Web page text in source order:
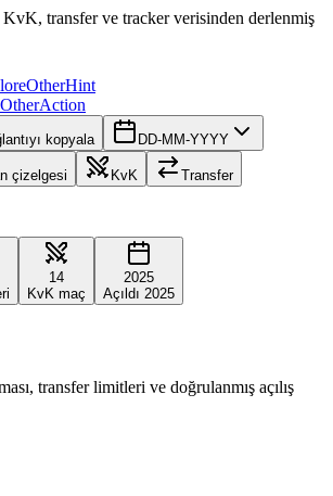
KvK, transfer ve tracker verisinden derlenmiş
kopyala DD-MM-YYYY
çizelgesi KvK Transfer
14
KvK maç
2025
Açıldı 2025
transfer limitleri ve doğrulanmış açılış